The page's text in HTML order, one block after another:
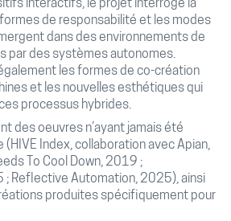
interactifs, le projet interroge la
formes de responsabilité et les modes
dans des environnements de
par des systèmes autonomes.
les formes de co-création
et les nouvelles esthétiques qui
processus hybrides.
des oeuvres n’ayant jamais été
(HIVE Index, collaboration avec Apian,
To Cool Down, 2019 ;
; Reflective Automation, 2025), ainsi
produites spécifiquement pour